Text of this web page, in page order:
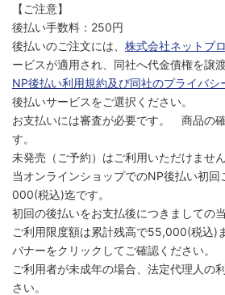
【ご注意】
後払い手数料：250円
後払いのご注文には、 株式会社ネットプ
ービスが適用され、同社へ代金債権を譲渡
NP後払い利用規約及び同社のプライバシ
後払いサービスをご選択ください。
お支払いには審査が必要です。 商品の
す。
未発売（ご予約）はご利用いただけません
当オンラインショップでのNP後払い初回
000(税込)迄です。
初回の後払いをお支払後につきましての
ご利用限度額は累計残高で55,000(税込)
バナーをクリックしてご確認ください。
ご利用者が未成年の場合、法定代理人の
さい。